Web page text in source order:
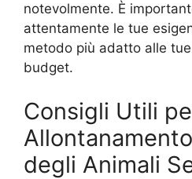
notevolmente. È
attentamente le tue
metodo più adatto alle
budget.
Consigli Utili
degli Animali